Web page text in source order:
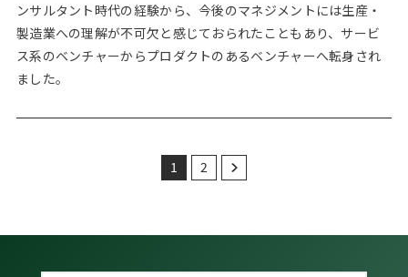
ンサルタント時代の経験から、今後のマネジメントには生産・
製造業への理解が不可欠と感じておられたこともあり、サービ
ス系のベンチャーからプロダクトのあるベンチャーへ転身され
ました。
1 2